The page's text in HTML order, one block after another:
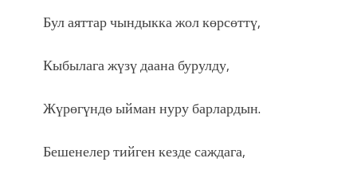
Бул аяттар чындыкка жол көрсөттү,
Кыбылага жүзү даана бурулду,
Жүрөгүндө ыйман нуру барлардын.
Бешенелер тийген кезде саждага,